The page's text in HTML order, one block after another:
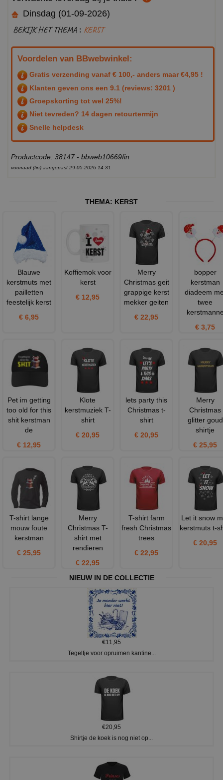
Dinsdag (01-09-2026)
BEKIJK HET THEMA : KERST
Voordelen van BBwebwinkel:
Gratis verzending vanaf € 100,- anders maar €4,95 !
Klanten geven ons een 9.1 (reviews: 3201 )
Groepskorting tot wel 25%!
Niet tevreden? 14 dagen retourtermijn
Snelle helpdesk
Productcode: 38147 - bbweb10669fin
voorraad (fin) aangepast 29-05-2026 14:31
THEMA: KERST
Blauwe
kerstmuts met
pailletten
feestelijk kerst
€ 6,95
Koffiemok voor
kerst
€ 12,95
Merry
Christmas geit
grappige kerst
mekker geiten
€ 22,95
bopper
kerstman
diadeem
twee
€ 3,75
Pet im getting
too old for this
shit kerstman
de
€ 12,95
Klote
kerstmuziek T-
shirt
€ 20,95
lets party this
Christmas t-
shirt
€ 20,95
Merry
Christmas
glitter goud
shirtje
€ 25,95
T-shirt lange
mouw foute
kerstman
€ 25,95
Merry
Christmas T-
shirt met
rendieren
€ 22,95
T-shirt farm
fresh Christmas
trees
€ 22,95
Let it snow
kerstmuts t-
€ 20,95
NIEUW IN DE COLLECTIE
€11,95
Tegeltje voor opruimen kantine...
€20,95
Shirtje de koek is nog niet op...